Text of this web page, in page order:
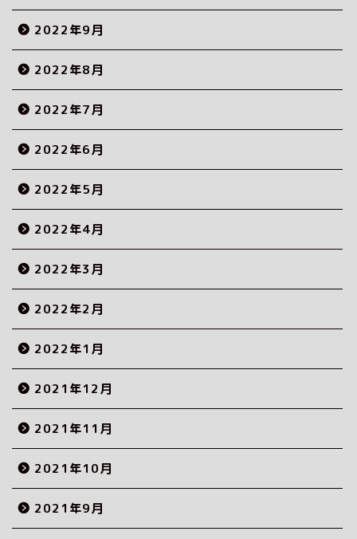
2022年9月
2022年8月
2022年7月
2022年6月
2022年5月
2022年4月
2022年3月
2022年2月
2022年1月
2021年12月
2021年11月
2021年10月
2021年9月